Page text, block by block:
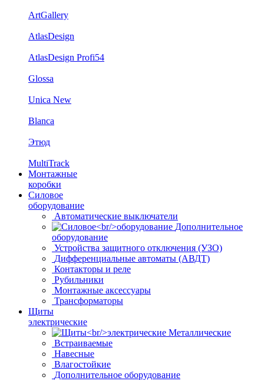
ArtGallery
AtlasDesign
AtlasDesign Profi54
Glossa
Unica New
Blanca
Этюд
MultiTrack
Монтажные
коробки
Силовое
оборудование
Автоматические выключатели
Дополнительное
оборудование
Устройства защитного отключения (УЗО)
Дифференциальные автоматы (АВДТ)
Контакторы и реле
Рубильники
Монтажные аксессуары
Трансформаторы
Щиты
электрические
Металлические
Встраиваемые
Навесные
Влагостойкие
Дополнительное оборудование